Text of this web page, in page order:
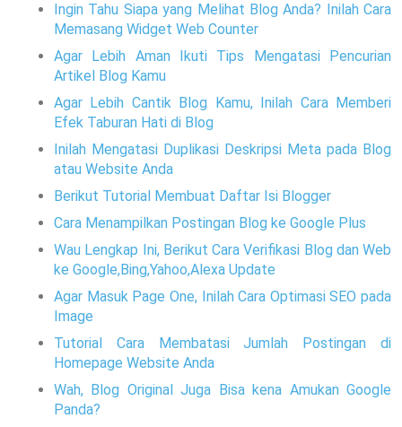
Ingin Tahu Siapa yang Melihat Blog Anda? Inilah Cara
Memasang Widget Web Counter
Agar Lebih Aman Ikuti Tips Mengatasi Pencurian
Artikel Blog Kamu
Agar Lebih Cantik Blog Kamu, Inilah Cara Memberi
Efek Taburan Hati di Blog
Inilah Mengatasi Duplikasi Deskripsi Meta pada Blog
atau Website Anda
Berikut Tutorial Membuat Daftar Isi Blogger
Cara Menampilkan Postingan Blog ke Google Plus
Wau Lengkap Ini, Berikut Cara Verifikasi Blog dan Web
ke Google,Bing,Yahoo,Alexa Update
Agar Masuk Page One, Inilah Cara Optimasi SEO pada
Image
Tutorial Cara Membatasi Jumlah Postingan di
Homepage Website Anda
Wah, Blog Original Juga Bisa kena Amukan Google
Panda?